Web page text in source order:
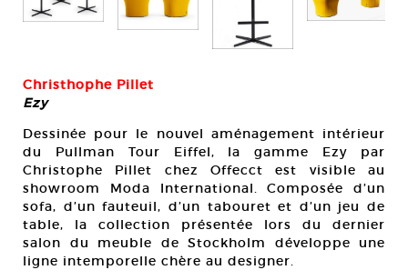
Christhophe Pillet
Ezy
Dessinée pour le nouvel aménagement intérieur
du Pullman Tour Eiffel, la gamme Ezy par
Christophe Pillet chez Offecct est visible au
showroom Moda International. Composée d’un
sofa, d’un fauteuil, d’un tabouret et d’un jeu de
table, la collection présentée lors du dernier
salon du meuble de Stockholm développe une
ligne intemporelle chère au designer.